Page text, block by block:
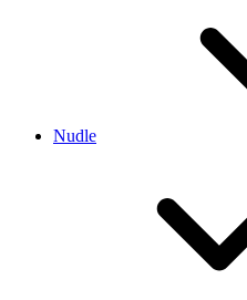
Nudle